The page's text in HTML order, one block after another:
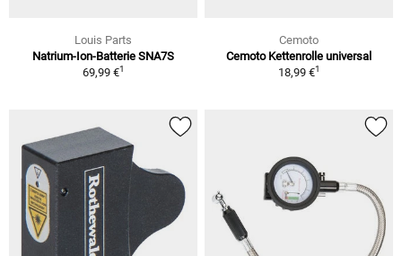
Louis Parts
Natrium-Ion-Batterie SNA7S
69,99 €1
Cemoto
Cemoto Kettenrolle universal
18,99 €1